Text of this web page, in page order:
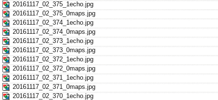
20161117_02_375_1echo.jpg
20161117_02_375_0maps.jpg
20161117_02_374_1echo.jpg
20161117_02_374_0maps.jpg
20161117_02_373_1echo.jpg
20161117_02_373_0maps.jpg
20161117_02_372_1echo.jpg
20161117_02_372_0maps.jpg
20161117_02_371_1echo.jpg
20161117_02_371_0maps.jpg
20161117_02_370_1echo.jpg